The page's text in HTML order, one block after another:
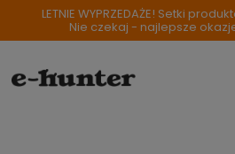
LETNIE WYPRZEDAŻE! Setki
Nie czekaj - najlepsze